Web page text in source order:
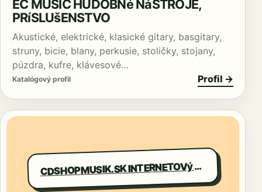
EC MUSIC HUDOBNé NáSTROJE,
PRíSLUšENSTVO
Akustické, elektrické, klasické gitary, basgitary,
struny, bicie, blany, perkusie, stoličky, stojany,
púzdra, kufre, klávesové…
Katalógový profil Profil →
CDSHOPMUSIK.SK INTERNETOVý PREDAJ CD, LP